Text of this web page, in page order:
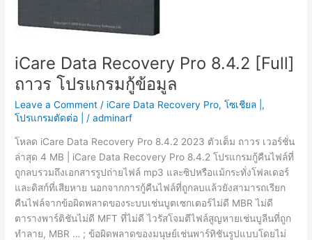
iCare Data Recovery Pro 8.4.2 [Full]
ถาวร โปรแกรมกู้ข้อมูล
Leave a Comment / iCare Data Recovery Pro,โซเชียล | ,
โปรแกรมตัดต่อ |
/adminarf
โหลด iCare Data Recovery Pro 8.4.2 2023 ตัวเต็ม ถาวร เวอร์ชั่น
ล่าสุด 4 MB | iCare Data Recovery Pro 8.4.2 โปรแกรมกู้คืนไฟล์ที่
ถูกลบรวมถึงเอกสารรูปถ่ายไฟล์ mp3 และซิปหรือแม้กระทั่งโฟลเดอร์
และดิสก์ที่เสียหาย นอกจากการกู้คืนไฟล์ที่ถูกลบแล้วยังสามารถเรียก
คืนไฟล์จากข้อผิดพลาดของระบบเช่นบูตเซกเตอร์ไม่ดี MBR ไม่ดี
ตารางพาร์ติชันไม่ดี MFT ที่ไม่ดี ไวรัสโจมตีไฟล์สูญหายเช่นบูลีนที่ถูก
ทำลาย, MBR … ; ข้อผิดพลาดของมนุษย์เช่นพาร์ทิชันรูปแบบโดยไม่